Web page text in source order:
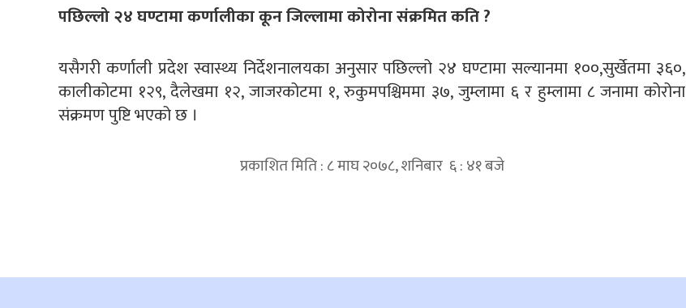
पछिल्लो २४ घण्टामा कर्णालीका कून जिल्लामा कोरोना संक्रमित कति ?
यसैगरी कर्णाली प्रदेश स्वास्थ्य निर्देशनालयका अनुसार पछिल्लो २४ घण्टामा सल्यानमा १००,सुर्खेतमा ३६०,
कालीकोटमा १२९, दैलेखमा १२, जाजरकोटमा १, रुकुमपश्चिममा ३७, जुम्लामा ६ र हुम्लामा ८ जनामा कोरोना
संक्रमण पुष्टि भएको छ ।
प्रकाशित मिति : ८ माघ २०७८, शनिबार ६ : ४१ बजे